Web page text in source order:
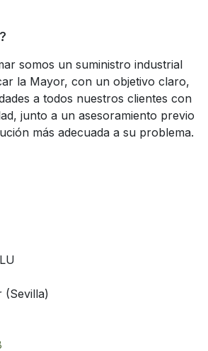
somos un suministro industrial
la Mayor, con un objetivo claro,
a todos nuestros clientes con
junto a un asesoramiento previo
más adecuada a su problema.
(Sevilla)